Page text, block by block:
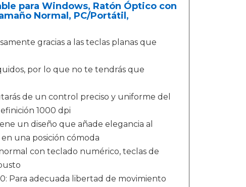
para Windows, Ratón Óptico con
Normal, PC/Portátil,
gracias a las teclas planas que
por lo que no te tendrás que
de un control preciso y uniforme del
1000 dpi
un diseño que añade elegancia al
una posición cómoda
con teclado numérico, teclas de
Para adecuada libertad de movimiento